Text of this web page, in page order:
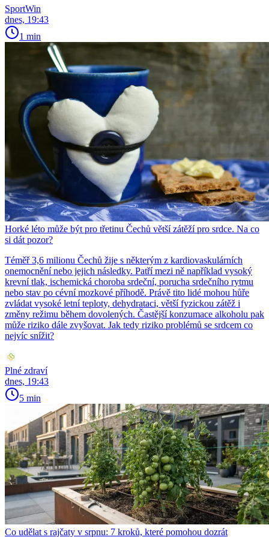
SportWin
dnes, 19:43
1 min
Horké léto může být pro třetinu Čechů větší zátěží pro srdce. Na co
si dát pozor?
Téměř 3,6 milionu Čechů žije s některým z kardiovaskulárních
onemocnění nebo jejich následky. Patří mezi ně například vysoký
krevní tlak, ischemická choroba srdeční, porucha srdečního rytmu
nebo stav po cévní mozkové příhodě. Právě tito lidé mohou hůře
zvládat vysoké letní teploty, dehydrataci, větší fyzickou zátěž i
změny režimu během dovolených. Častější konzumace alkoholu pak
může riziko dále zvyšovat. Jak tedy riziko problémů se srdcem co
nejvíc snížit?
Plné zdraví
dnes, 19:43
5 min
Co udělat s rajčaty v srpnu: 7 kroků, které pomohou dozrát